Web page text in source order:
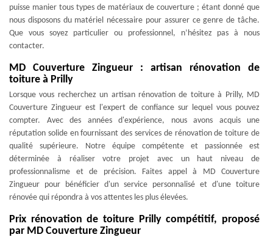
puisse manier tous types de matériaux de couverture ; étant donné que
nous disposons du matériel nécessaire pour assurer ce genre de tâche.
Que vous soyez particulier ou professionnel, n’hésitez pas à nous
contacter.
MD Couverture Zingueur : artisan rénovation de
toiture à Prilly
Lorsque vous recherchez un artisan rénovation de toiture à Prilly, MD
Couverture Zingueur est l'expert de confiance sur lequel vous pouvez
compter. Avec des années d'expérience, nous avons acquis une
réputation solide en fournissant des services de rénovation de toiture de
qualité supérieure. Notre équipe compétente et passionnée est
déterminée à réaliser votre projet avec un haut niveau de
professionnalisme et de précision. Faites appel à MD Couverture
Zingueur pour bénéficier d'un service personnalisé et d'une toiture
rénovée qui répondra à vos attentes les plus élevées.
Prix rénovation de toiture Prilly compétitif, proposé
par MD Couverture Zingueur